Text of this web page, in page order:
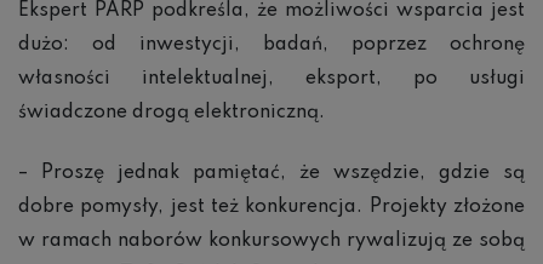
Ekspert PARP podkreśla, że możliwości wsparcia jest
dużo: od inwestycji, badań, poprzez ochronę
własności intelektualnej, eksport, po usługi
świadczone drogą elektroniczną.
– Proszę jednak pamiętać, że wszędzie, gdzie są
dobre pomysły, jest też konkurencja. Projekty złożone
w ramach naborów konkursowych rywalizują ze sobą